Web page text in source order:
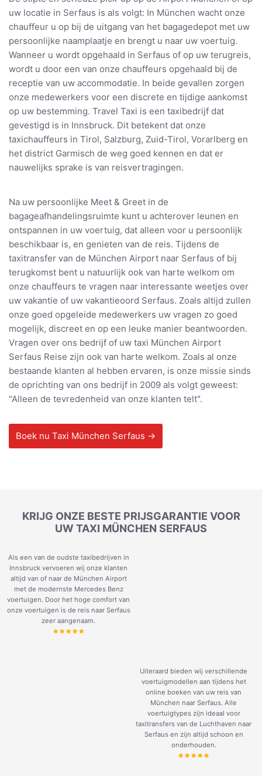
uw locatie in Serfaus is als volgt: In München wacht onze
chauffeur u op bij de uitgang van het bagagedepot met uw
persoonlijke naamplaatje en brengt u naar uw voertuig.
Wanneer u wordt opgehaald in Serfaus of op uw terugreis,
wordt u door een van onze chauffeurs opgehaald bij de
receptie van uw accommodatie. In beide gevallen zorgen
onze medewerkers voor een discrete en tijdige aankomst
op uw bestemming. Travel Taxi is een taxibedrijf dat
gevestigd is in Innsbruck. Dit betekent dat onze
taxichauffeurs in Tirol, Salzburg, Zuid-Tirol, Vorarlberg en
het district Garmisch de weg goed kennen en dat er
nauwelijks sprake is van reisvertragingen.
Na uw persoonlijke Meet & Greet in de
bagageafhandelingsruimte kunt u achterover leunen en
ontspannen in uw voertuig, dat alleen voor u persoonlijk
beschikbaar is, en genieten van de reis. Tijdens de
taxitransfer van de München Airport naar Serfaus of bij
terugkomst bent u natuurlijk ook van harte welkom om
onze chauffeurs te vragen naar interessante weetjes over
uw vakantie of uw vakantieoord Serfaus. Zoals altijd zullen
onze goed opgeleide medewerkers uw vragen zo goed
mogelijk, discreet en op een leuke manier beantwoorden.
Vragen over ons bedrijf of uw taxi München Airport
Serfaus Reise zijn ook van harte welkom. Zoals al onze
bestaande klanten al hebben ervaren, is onze missie sinds
de oprichting van ons bedrijf in 2009 als volgt geweest:
"Alleen de tevredenheid van onze klanten telt".
Boek nu Taxi München Serfaus →
KRIJG ONZE BESTE PRIJSGARANTIE VOOR
UW TAXI MÜNCHEN SERFAUS
Als een van de oudste taxibedrijven in
Innsbruck vervoeren wij onze klanten
altijd van of naar de München Airport
met de modernste Mercedes Benz
voertuigen. Door het hoge comfort van
onze voertuigen is de reis naar Serfaus
zeer aangenaam.
Uiteraard bieden wij verschillende
voertuigmodellen aan tijdens het
online boeken van uw reis van
München naar Serfaus. Alle
voertuigtypes zijn ideaal voor
taxitransfers van de Luchthaven naar
Serfaus en zijn altijd schoon en
onderhouden.